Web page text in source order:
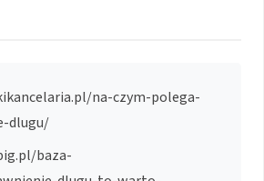
na-czym-polega-
dlugu/
baza-